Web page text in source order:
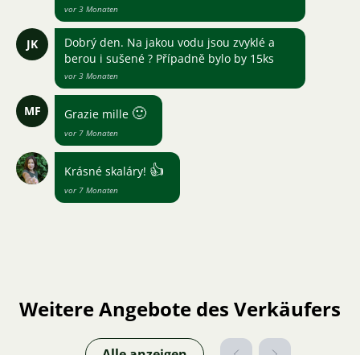
vor 3 Monaten
JK
Dobrý den. Na jakou vodu jsou zvyklé a
berou i sušené ? Případně bylo by 15ks
vor 3 Monaten
MF Grazie mille 🙂
vor 7 Monaten
Krásné skaláry! 👍
vor 7 Monaten
Weitere Angebote des Verkäufers